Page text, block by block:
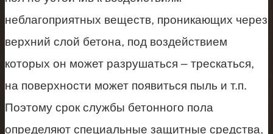
неблагоприятных веществ, проникающих через
верхний слой бетона, под воздействием
которых он может разрушаться – трескаться,
на поверхности может появиться пыль и т.п.
Поэтому срок службы бетонного пола
определяют специальные защитные средства,